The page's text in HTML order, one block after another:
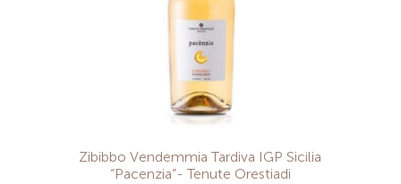
Zibibbo Vendemmia Tardiva IGP Sicilia
“Pacenzia”- Tenute Orestiadi